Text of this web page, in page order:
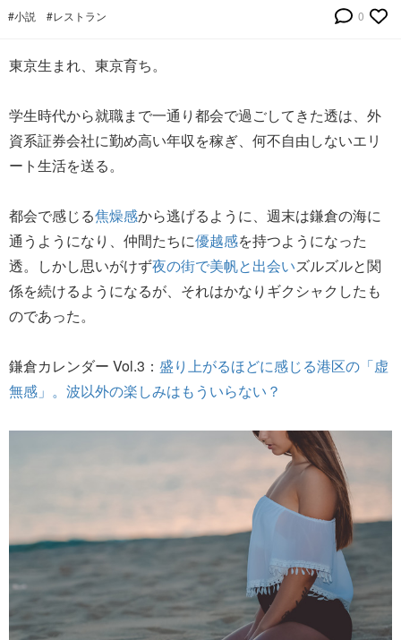
#小説 #レストラン 0
東京生まれ、東京育ち。
学生時代から就職まで一通り都会で過ごしてきた透は、外
資系証券会社に勤め高い年収を稼ぎ、何不自由しないエリ
ート生活を送る。
都会で感じる焦燥感から逃げるように、週末は鎌倉の海に
通うようになり、仲間たちに優越感を持つようになった
透。しかし思いがけず夜の街で美帆と出会いズルズルと関
係を続けるようになるが、それはかなりギクシャクしたも
のであった。
鎌倉カレンダー Vol.3： 盛り上がるほどに感じる港区の「虚
無感」。波以外の楽しみはもういらない？